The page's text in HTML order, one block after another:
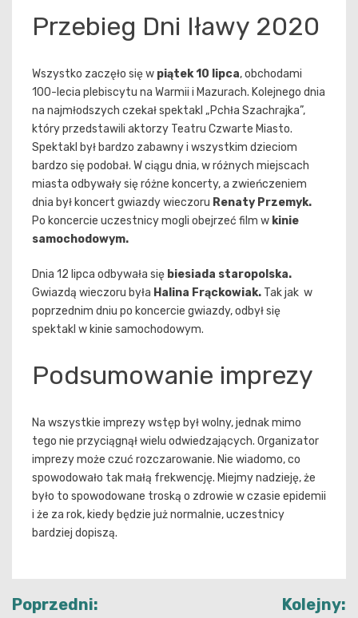
Przebieg Dni Iławy 2020
Wszystko zaczęło się w piątek 10 lipca, obchodami
100-lecia plebiscytu na Warmii i Mazurach. Kolejnego dnia
na najmłodszych czekał spektakl „Pchła Szachrajka”,
który przedstawili aktorzy Teatru Czwarte Miasto.
Spektakl był bardzo zabawny i wszystkim dzieciom
bardzo się podobał. W ciągu dnia, w różnych miejscach
miasta odbywały się różne koncerty, a zwieńczeniem
dnia był koncert gwiazdy wieczoru Renaty Przemyk.
Po koncercie uczestnicy mogli obejrzeć film w kinie
samochodowym.
Dnia 12 lipca odbywała się biesiada staropolska.
Gwiazdą wieczoru była Halina Frąckowiak. Tak jak w
poprzednim dniu po koncercie gwiazdy, odbył się
spektakl w kinie samochodowym.
Podsumowanie imprezy
Na wszystkie imprezy wstęp był wolny, jednak mimo
tego nie przyciągnął wielu odwiedzających. Organizator
imprezy może czuć rozczarowanie. Nie wiadomo, co
spowodowało tak małą frekwencję. Miejmy nadzieję, że
było to spowodowane troską o zdrowie w czasie epidemii
i że za rok, kiedy będzie już normalnie, uczestnicy
bardziej dopiszą.
Nawigacja
Poprzedni: Kolejny: